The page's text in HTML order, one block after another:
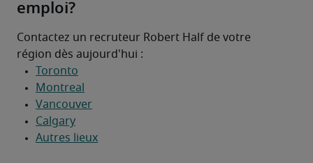
emploi?
Contactez un recruteur Robert Half de votre
région dès aujourd'hui :